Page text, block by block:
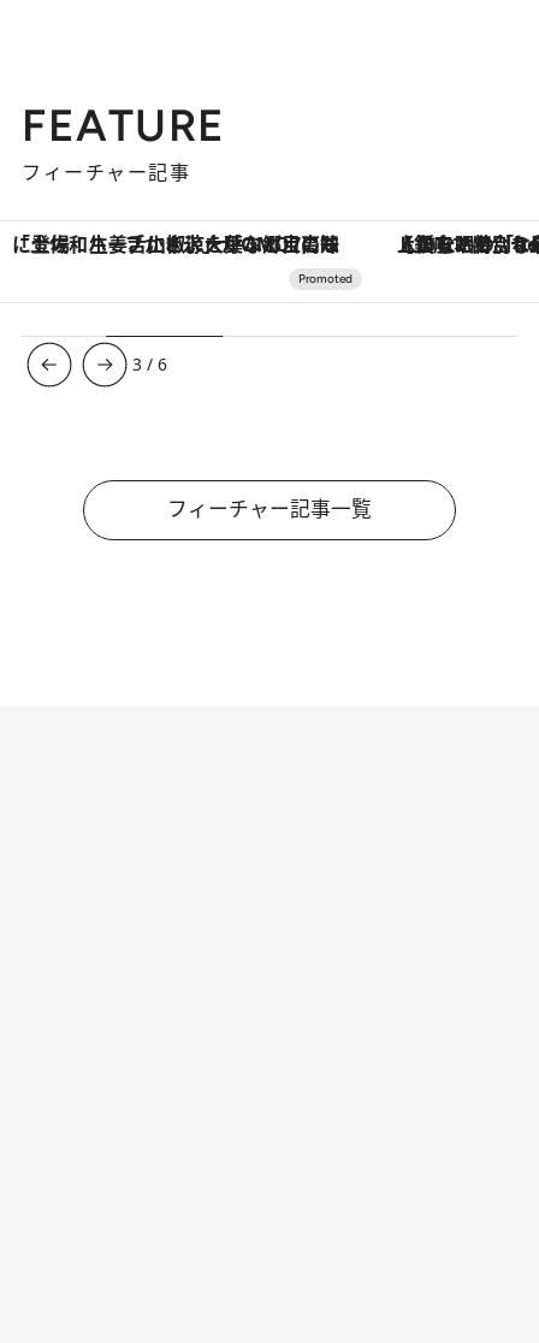
FEATURE
フィーチャー記事
【銀座で出合う最旬美容】美髪ケアや上質な眠り…セルフケアのアップデートから、特別な名入れギフトまで。大人のための「ReFa GINZA」クルーズ 【夏限定ディナーコース】旬を
3 /6
フィーチャー記事一覧